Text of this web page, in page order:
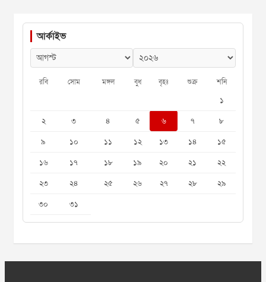
আর্কাইভ
রবি সোম মঙ্গল বুধ বৃহঃ শুক্র শনি
১
২
৩ ৪ ৫ ৬ ৭
৮
৯
১০ ১১ ১২ ১৩ ১৪
১৫
১৬
১৭ ১৮ ১৯ ২০ ২১
২২
২৩
২৪ ২৫ ২৬ ২৭ ২৮
২৯
৩০
৩১